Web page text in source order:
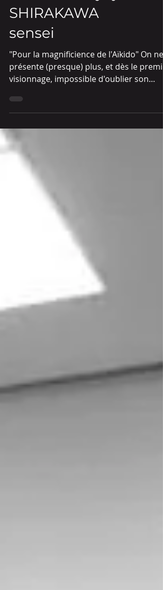
Interview : Ryuji
SHIRAKAWA
sensei
"Pour la magnificience de l'Aïkido" On ne
visionnage, impossible d'oublier son
style...